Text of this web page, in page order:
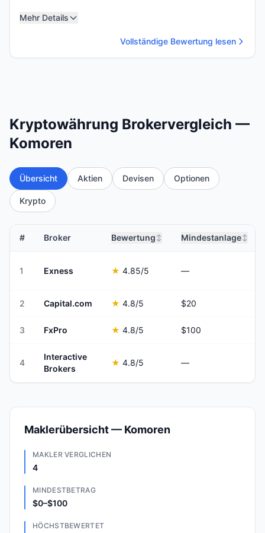
Mehr Details
Vollständige Bewertung lesen
Kryptowährung Brokervergleich —
Komoren
Übersicht Aktien Devisen Optionen
Krypto
# Broker Bewertung ↕ Mindestanlage↕
1 Exness ★ 4.85/5 —
2 Capital.com ★ 4.8/5 $20
3 FxPro ★ 4.8/5 $100
4
Interactive
Brokers
★ 4.8/5 —
Maklerübersicht — Komoren
MAKLER VERGLICHEN
4
MINDESTBETRAG
$0–$100
HÖCHSTBEWERTET